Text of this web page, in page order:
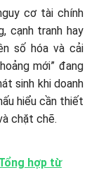
cơ tài chính
cạnh tranh hay
số hóa và cải
mới” đang
sinh khi doanh
hiểu cần thiết
chặt chẽ.
hợp từ